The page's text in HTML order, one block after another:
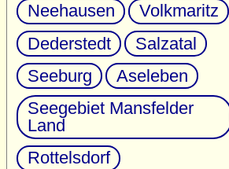
Neehausen
Volkmaritz
Dederstedt
Salzatal
Seeburg
Aseleben
Seegebiet Mansfelder
Land
Rottelsdorf